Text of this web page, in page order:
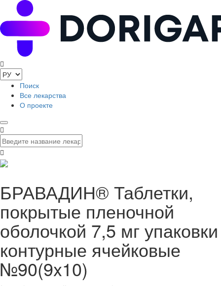
Поиск
Все лекарства
О проекте
БРАВАДИН® Таблетки,
покрытые пленочной
оболочкой 7,5 мг упаковки
контурные ячейковые
№90(9x10)